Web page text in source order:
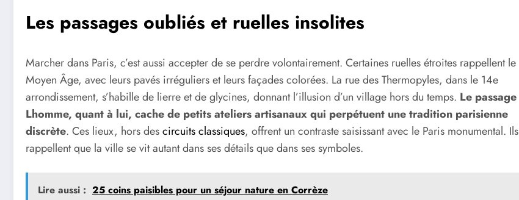
Les passages oubliés et ruelles insolites
Marcher dans Paris, c’est aussi accepter de se perdre volontairement. Certaines ruelles étroites rappellent le
Moyen Âge, avec leurs pavés irréguliers et leurs façades colorées. La rue des Thermopyles, dans le 14e
arrondissement, s’habille de lierre et de glycines, donnant l’illusion d’un village hors du temps. Le passage
Lhomme, quant à lui, cache de petits ateliers artisanaux qui perpétuent une tradition parisienne
discrète. Ces lieux, hors descircuits classiques, offrent un contraste saisissant avec le Paris monumental. Ils
rappellent que la ville se vit autant dans ses détails que dans ses symboles.
Lire aussi : 25 coins paisibles pour un séjour nature en Corrèze